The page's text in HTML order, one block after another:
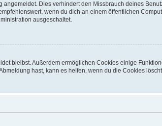
Dies verhindert den Missbrauch deines
wenn du dich an einem öffentlichen
ausgeschaltet.
bleibst. Außerdem ermöglichen Cookies einige
hast, kann es helfen, wenn du die Cookies